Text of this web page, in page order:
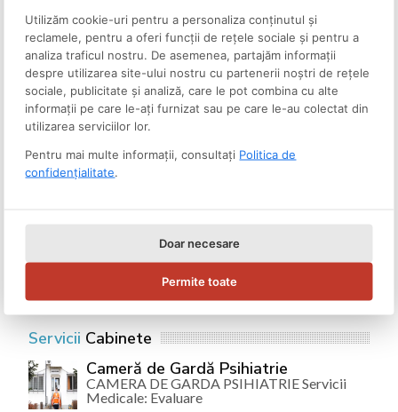
STRUCTURI ȘI SERVICII MEDICALE
Info Structuri Medicale
STRUCTURI ȘI SERVICII MEDICALE
Servicii medicale conexe
STRUCTURI ȘI SERVICII MEDICALE
Info Structuri Medicale
Ambulatoriu Integrat
Servicii Cabinete
Cameră de Gardă Psihiatrie
CAMERA DE GARDA PSIHIATRIE Servicii
Medicale: Evaluare
Utilizăm cookie-uri pentru a personaliza conținutul și
reclamele, pentru a oferi funcții de rețele sociale și pentru a
analiza traficul nostru. De asemenea, partajăm informații
despre utilizarea site-ului nostru cu partenerii noștri de rețele
sociale, publicitate și analiză, care le pot combina cu alte
informații pe care le-ați furnizat sau pe care le-au colectat din
utilizarea serviciilor lor.
Pentru mai multe informații, consultați Politica de
confidențialitate
Doar necesare
Permite toate